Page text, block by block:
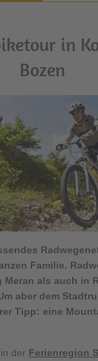
in
Bozen
Familie.
Meran als auch in
aber dem
Tipp: eine
der Ferienregion